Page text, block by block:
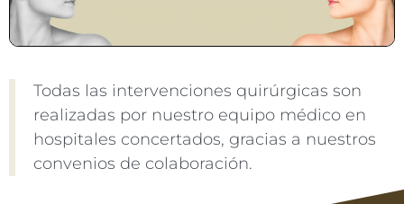
Todas las intervenciones quirúrgicas son
realizadas por nuestro equipo médico en
hospitales concertados, gracias a nuestros
convenios de colaboración.